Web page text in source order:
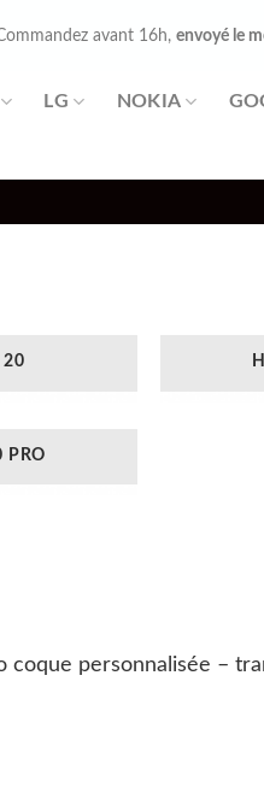
avant 16h, envoyé le
LG NOKIA
20
PRO
personnalisée –